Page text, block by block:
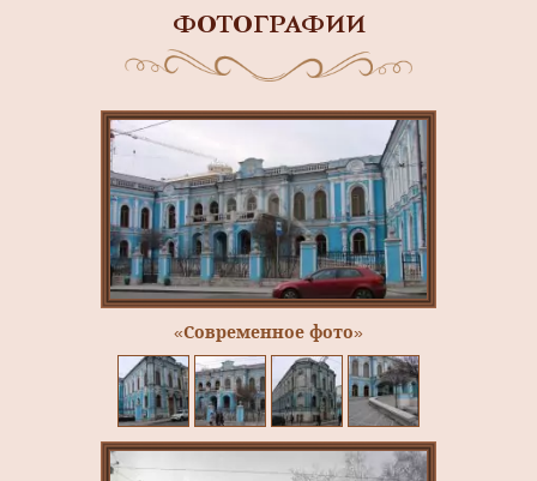
ФОТОГРАФИИ
«Современное фото»